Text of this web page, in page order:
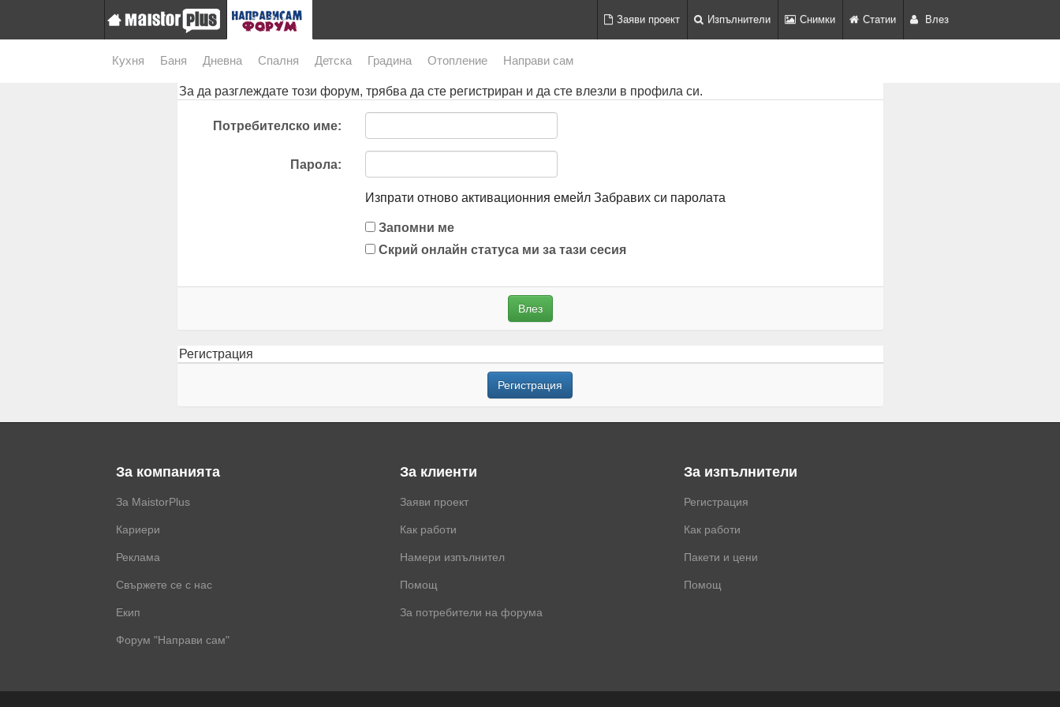
Заяви проект Изпълнители Снимки Статии Влез
Кухня Баня Дневна Спалня Детска Градина Отопление Направи сам
За да разглеждате този форум, трябва да сте регистриран и да сте влезли в профила си.
Потребителско име:
Парола:
Изпрати отново активационния емейл Забравих си паролата
Запомни ме
Скрий онлайн статуса ми за тази сесия
Регистрация
Регистрация
За компанията
За MaistorPlus
Кариери
Реклама
Свържете се с нас
Екип
Форум "Направи сам"
За клиенти
Заяви проект
Как работи
Намери изпълнител
Помощ
За потребители на форума
За изпълнители
Регистрация
Как работи
Пакети и цени
Помощ